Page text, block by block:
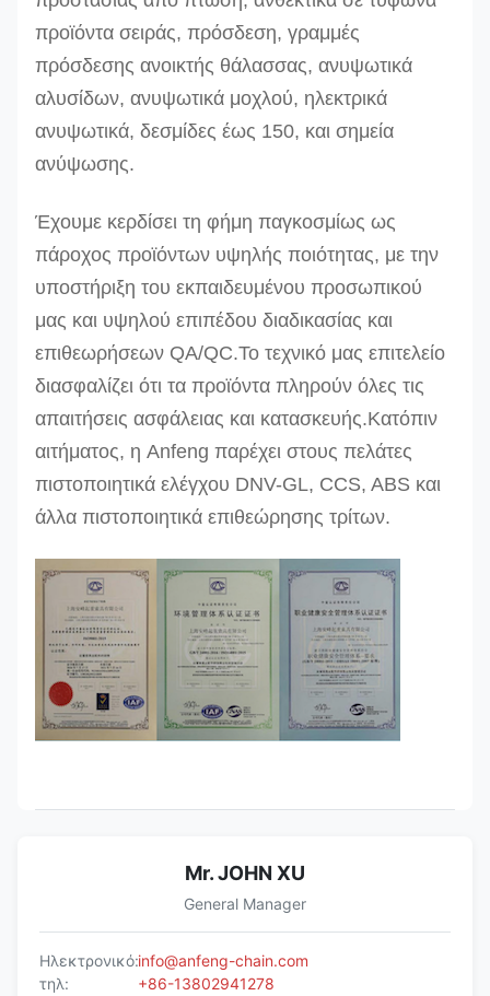
προϊόντα σειράς, πρόσδεση, γραμμές
πρόσδεσης ανοικτής θάλασσας, ανυψωτικά
αλυσίδων, ανυψωτικά μοχλού, ηλεκτρικά
ανυψωτικά, δεσμίδες έως 150, και σημεία
ανύψωσης.
Έχουμε κερδίσει τη φήμη παγκοσμίως ως
πάροχος προϊόντων υψηλής ποιότητας, με την
υποστήριξη του εκπαιδευμένου προσωπικού
μας και υψηλού επιπέδου διαδικασίας και
επιθεωρήσεων QA/QC.Το τεχνικό μας επιτελείο
διασφαλίζει ότι τα προϊόντα πληρούν όλες τις
απαιτήσεις ασφάλειας και κατασκευής.Κατόπιν
αιτήματος, η Anfeng παρέχει στους πελάτες
πιστοποιητικά ελέγχου DNV-GL, CCS, ABS και
άλλα πιστοποιητικά επιθεώρησης τρίτων.
Mr. JOHN XU
General Manager
Ηλεκτρονικό:info@anfeng-chain.com
τηλ:
+86-13802941278